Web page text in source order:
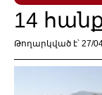
14
Թողարկված է՝ 27/